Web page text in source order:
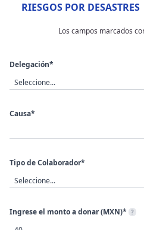
RIESGOS POR DESASTRES
Los campos marcados
Delegación*
Causa*
Tipo de Colaborador*
Ingrese el monto a donar (MXN)* ?